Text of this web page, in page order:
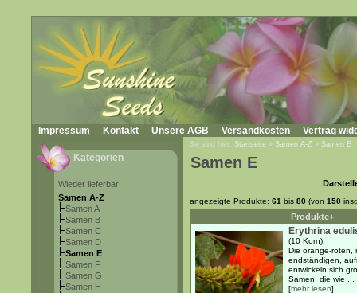
Impressum Kontakt Unsere AGB Versandkosten Vertrag
Kategorien
Wieder lieferbar!
Samen A-Z
Samen A
Samen B
Samen C
Samen D
Samen E
Samen F
Samen G
Samen H
Sie sind hier: Startseite » Samen A-Z » Samen E
Samen E
angezeigte Produkte: 61 bis 80 (von 150
Produkte+
Erythrina
(10 Korn)
Die orange-roten,
endständigen,
entwickeln sich
Samen, die wie ...
[mehr lesen]